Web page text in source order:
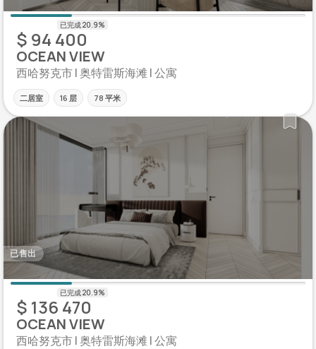
$ 94 400
OCEAN VIEW
西哈努克市 | 奥特雷斯海滩 | 公寓
二居室 16 层 78 平米
已售出
$ 136 470
OCEAN VIEW
西哈努克市 | 奥特雷斯海滩 | 公寓